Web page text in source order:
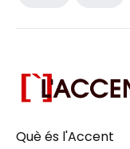
Què és l'Accent